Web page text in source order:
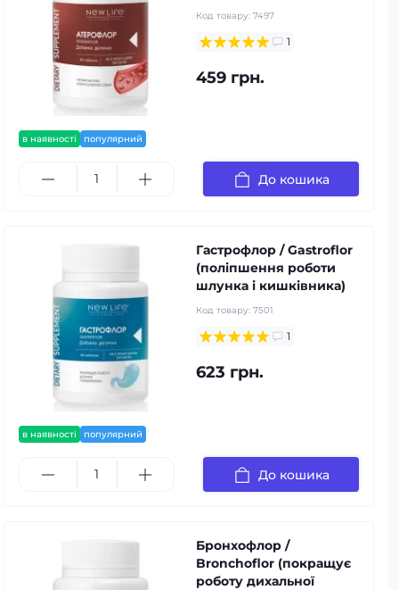
в наявності популярний
Код товару: 7497
1
459 грн.
До кошика
в наявності популярний
Гастрофлор / Gastroflor
(поліпшення роботи
шлунка і кишківника)
Код товару: 7501
1
623 грн.
До кошика
Бронхофлор /
Bronchoflor (покращує
роботу дихальної